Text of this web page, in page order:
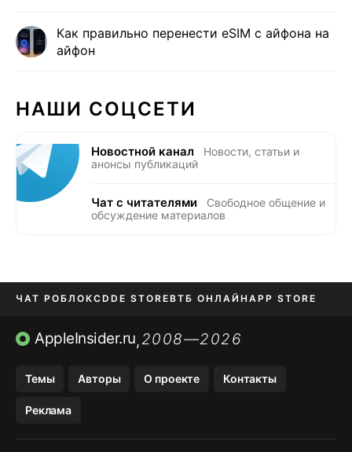
Как правильно перенести eSIM с айфона на
айфон
НАШИ СОЦСЕТИ
Новостной канал
Новости, статьи и
анонсы публикаций
Чат с читателями
Свободное общение и
обсуждение материалов
ЧАТ РОБЛОКСDDE STOREВТБ ОНЛАЙН APP STORE
OZON БАНК KAKAOTALK И BIP
AppleInsider.ru,2008—2026
Темы Авторы О проекте Контакты
Реклама